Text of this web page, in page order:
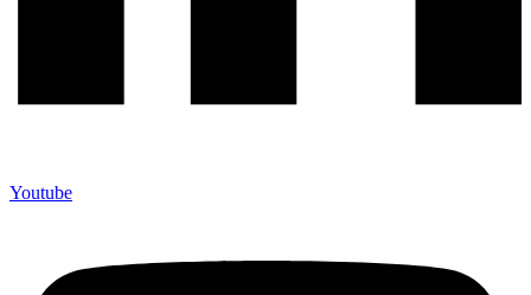
Youtube